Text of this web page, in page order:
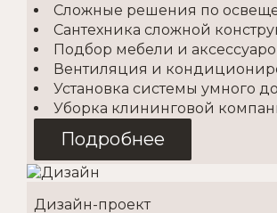
Сложные решения по
Сантехника сложной
Подбор мебели и
Вентиляция и
Установка системы умного
Уборка клининговой
Подробнее
Дизайн-проект